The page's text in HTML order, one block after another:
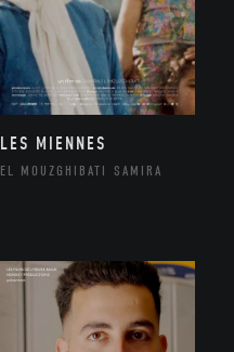
LES MIENNES
EL MOUZGHIBATI SAMIRA